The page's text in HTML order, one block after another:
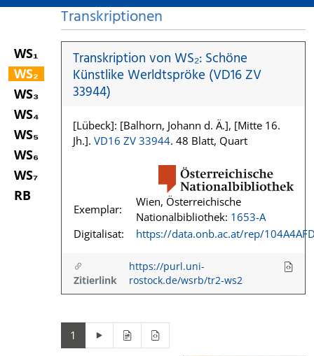
WS₁
WS₂
WS₃
WS₄
WS₅
WS₆
WS₇
RB
Transkriptionen
Transkription von WS₂: Schöne
Künstlike Werldtspröke (VD16 ZV
33944)
[Lübeck]: [Balhorn, Johann d. Ä.], [Mitte 16.
Jh.]. VD16 ZV 33944. 48 Blatt, Quart
Exemplar:
Wien, Österreichische
Nationalbibliothek: 1653-A
Digitalisat:
https://data.onb.ac.at/rep/
Zitierlink
https://purl.uni-
rostock.de/wsrb/tr2-ws2
1